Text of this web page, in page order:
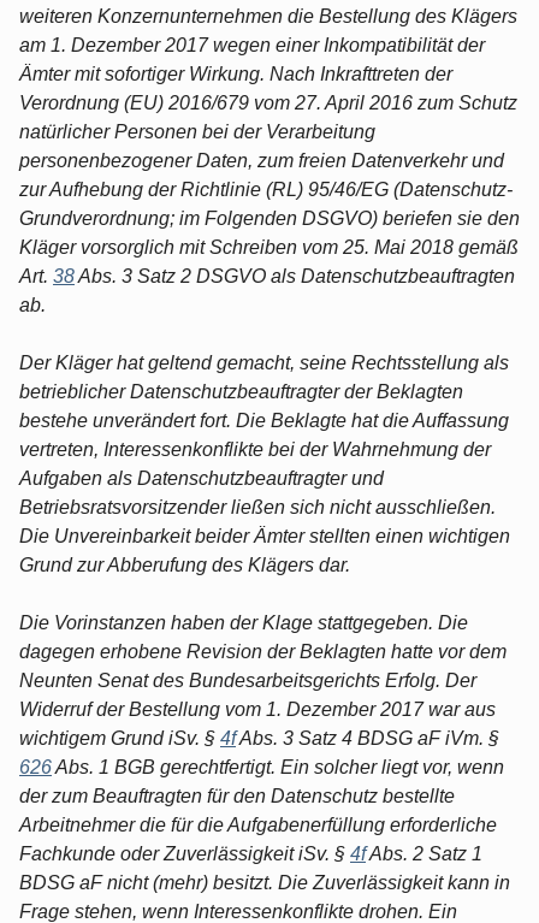
weiteren Konzernunternehmen die Bestellung des Klägers
am 1. Dezember 2017 wegen einer Inkompatibilität der
Ämter mit sofortiger Wirkung. Nach Inkrafttreten der
Verordnung (EU) 2016/679 vom 27. April 2016 zum Schutz
natürlicher Personen bei der Verarbeitung
personenbezogener Daten, zum freien Datenverkehr und
zur Aufhebung der Richtlinie (RL) 95/46/EG (Datenschutz-
Grundverordnung; im Folgenden DSGVO) beriefen sie den
Kläger vorsorglich mit Schreiben vom 25. Mai 2018 gemäß
Art. 38Abs. 3 Satz 2 DSGVO als Datenschutzbeauftragten
ab.
Der Kläger hat geltend gemacht, seine Rechtsstellung als
betrieblicher Datenschutzbeauftragter der Beklagten
bestehe unverändert fort. Die Beklagte hat die Auffassung
vertreten, Interessenkonflikte bei der Wahrnehmung der
Aufgaben als Datenschutzbeauftragter und
Betriebsratsvorsitzender ließen sich nicht ausschließen.
Die Unvereinbarkeit beider Ämter stellten einen wichtigen
Grund zur Abberufung des Klägers dar.
Die Vorinstanzen haben der Klage stattgegeben. Die
dagegen erhobene Revision der Beklagten hatte vor dem
Neunten Senat des Bundesarbeitsgerichts Erfolg. Der
Widerruf der Bestellung vom 1. Dezember 2017 war aus
wichtigem Grund iSv. § 4fAbs. 3 Satz 4 BDSG aF iVm. §
626Abs. 1 BGB gerechtfertigt. Ein solcher liegt vor, wenn
der zum Beauftragten für den Datenschutz bestellte
Arbeitnehmer die für die Aufgabenerfüllung erforderliche
Fachkunde oder Zuverlässigkeit iSv. § 4fAbs. 2 Satz 1
BDSG aF nicht (mehr) besitzt. Die Zuverlässigkeit kann in
Frage stehen, wenn Interessenkonflikte drohen. Ein